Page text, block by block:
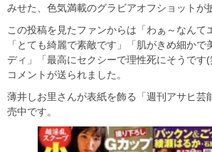
みせた、色気満載のグラビアオフショットが
この投稿を見たファンからは「わぁ～なんて
「とても綺麗で素敵です」「肌がきめ細かで
ディ」「最高にセクシーで理性死にそうです
コメントが送られました。
薄井しお里さんが表紙を飾る「週刊アサヒ芸
売中です。